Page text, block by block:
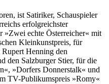
ist Satiriker, Schauspieler
erfolgreichster
echte Österreicher« mit
Kleinkunstpreis, für
Henning den
den Salzburger Stier, für die
»Dorfers Donnerstalk« und
TV-Publikumspreis »Romy«